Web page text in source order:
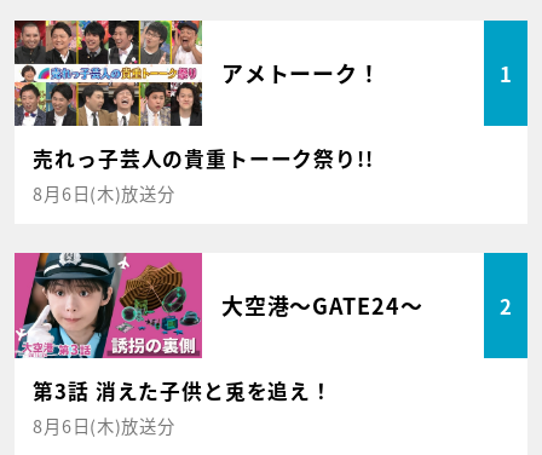
アメトーーク！ 1
売れっ子芸人の貴重トーーク祭り!!
8月6日(木)放送分
大空港～GATE24～ 2
第3話 消えた子供と兎を追え！
8月6日(木)放送分